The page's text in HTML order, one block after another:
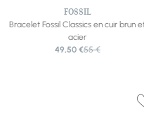
FOSSIL
Bracelet Fossil Classics en cuir brun
acier
49,50 €55 €